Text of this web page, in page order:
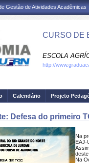
Gestão de Atividades Acadêmicas
CURSO DE
ESCOLA
http://
Calendário Projeto
Defesa do primeiro
Na
EAJ-
deste
Na